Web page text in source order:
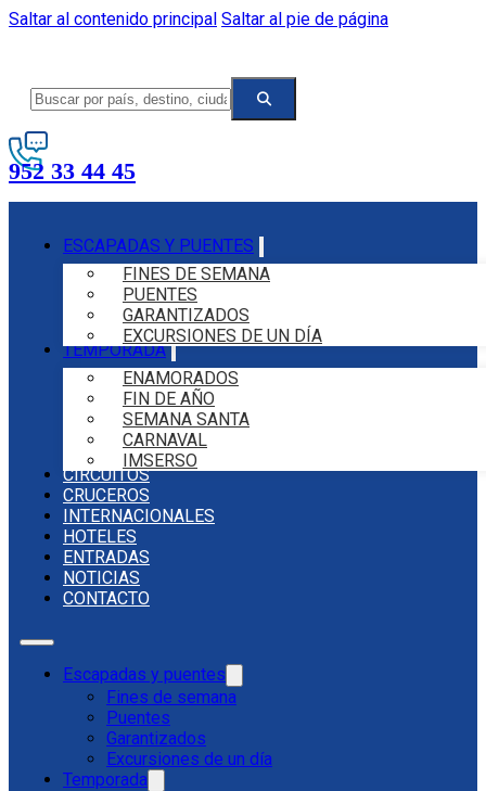
Saltar al contenido principal Saltar al pie de página
952 33 44 45
ESCAPADAS Y PUENTES
FINES DE SEMANA
PUENTES
GARANTIZADOS
EXCURSIONES DE UN DÍA
TEMPORADA
ENAMORADOS
FIN DE AÑO
SEMANA SANTA
CARNAVAL
IMSERSO
CIRCUITOS
CRUCEROS
INTERNACIONALES
HOTELES
ENTRADAS
NOTICIAS
CONTACTO
Escapadas y puentes
Fines de semana
Puentes
Garantizados
Excursiones de un día
Temporada